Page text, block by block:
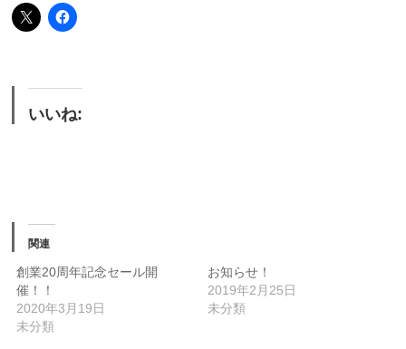
いいね:
関連
創業20周年記念セール開
催！！
2020年3月19日
未分類
お知らせ！
2019年2月25日
未分類